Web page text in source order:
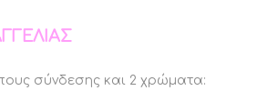
σύνδεσης και 2 χρώματα: